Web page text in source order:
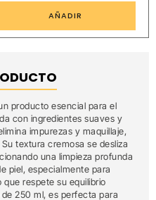
AÑADIR
producto esencial para el
con ingredientes suaves y
impurezas y maquillaje,
textura cremosa se desliza
una limpieza profunda
piel, especialmente para
respete su equilibrio
250 ml, es perfecta para